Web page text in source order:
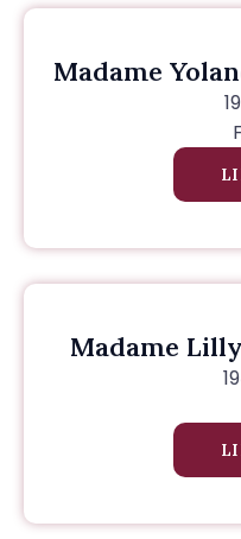
Madame
Madame